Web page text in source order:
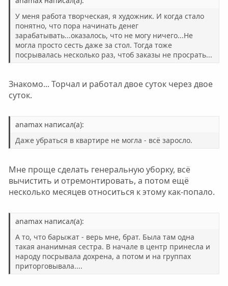
У меня работа творческая, я художник. И когда стало
понятно, что пора начинать денег
зарабатывать...оказалось, что не могу ничего...Не
могла просто сесть даже за стол. Тогда тоже
посрывалась несколько раз, чтоб заказы не просрать...
Знакомо... Торчал и работал двое суток через двое
суток.
anamax написал(а):
Даже убраться в квартире не могла - всё заросло.
Мне проще сделать генеральную уборку, всё
вычистить и отремонтировать, а потом ещё
несколько месяцев относиться к этому как-попало.
anamax написал(а):
А то, что барыжат - верь мне, брат. Была там одна
такая ананимная сестра. В начале в центр принесла и
народу посрывала дохрена, а потом и на группах
приторговывала....